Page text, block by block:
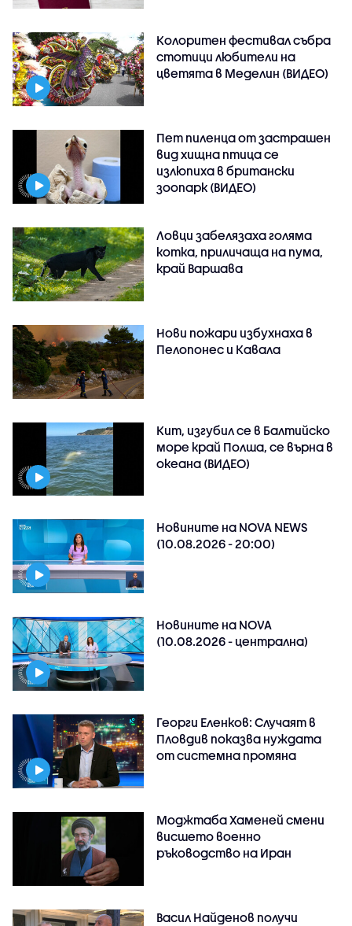
Колоритен фестивал събра
стотици любители на
цветята в Меделин (ВИДЕО)
Пет пиленца от застрашен
вид хищна птица се
излюпиха в британски
зоопарк (ВИДЕО)
Ловци забелязаха голяма
котка, приличаща на пума,
край Варшава
Нови пожари избухнаха в
Пелопонес и Кавала
Кит, изгубил се в Балтийско
море край Полша, се върна в
океана (ВИДЕО)
Новините на NOVA NEWS
(10.08.2026 - 20:00)
Новините на NOVA
(10.08.2026 - централна)
Георги Еленков: Случаят в
Пловдив показва нуждата
от системна промяна
Моджтаба Хаменей смени
висшето военно
ръководство на Иран
Васил Найденов получи